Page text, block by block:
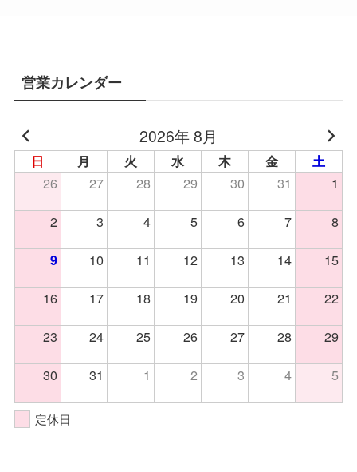
営業カレンダー
2026年 8月
日 月 火 水 木 金 土
26 27 28 29 30 31
1
2
3 4 5 6 7 8
9 10 11 12 13 14
15
16
17 18 19 20 21
22
23
24 25 26 27 28
29
30
31 1 2 3 4 5
定休日